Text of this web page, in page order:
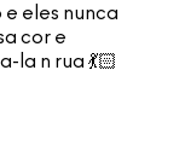
eles nunca
cor e
la n rua 💃🏻